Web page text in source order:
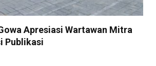
Apresiasi Wartawan Mitra
Publikasi